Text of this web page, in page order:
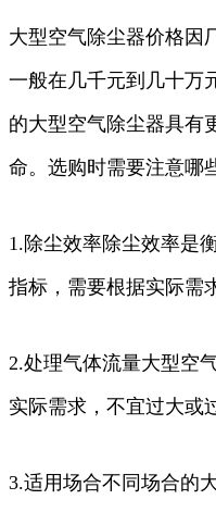
大型空气除尘器价格因
一般在几千元到几十万
的大型空气除尘器具有
命。选购时需要注意哪
1.除尘效率除尘效率是
指标，需要根据实际需
2.处理气体流量大型空
实际需求，不宜过大或
3.适用场合不同场合的